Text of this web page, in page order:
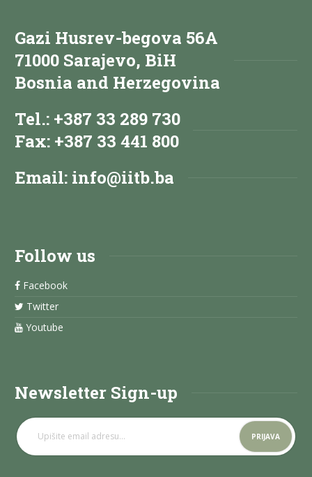
Gazi Husrev-begova 56A
71000 Sarajevo, BiH
Bosnia and Herzegovina
Tel.: +387 33 289 730
Fax: +387 33 441 800
Email: info@iitb.ba
Follow us
Facebook
Twitter
Youtube
Newsletter Sign-up